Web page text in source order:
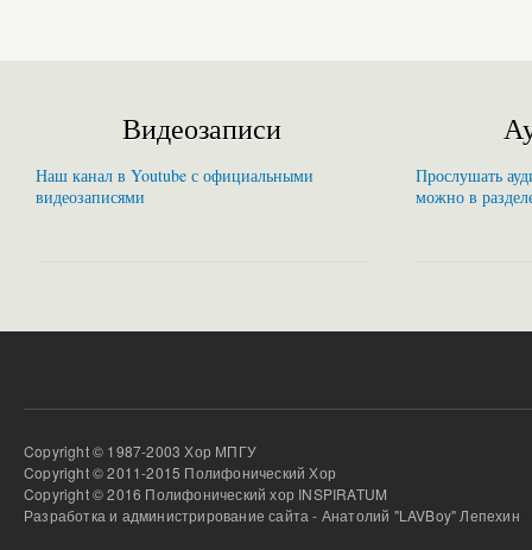
Видеозаписи
Наш канал в Youtube с официальными
видеозаписями
Прослушать
можно в
Copyright © 1987-2003 Хор МПГУ
Copyright © 2011-2015 Полифонический Хор
Copyright © 2016 Полифонический хор INSPIRATUM
Разработка и администрирование сайта - Анатолий "LAVBoy" Лепехин